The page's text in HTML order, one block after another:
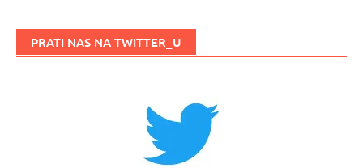
PRATI NAS NA TWITTER_U